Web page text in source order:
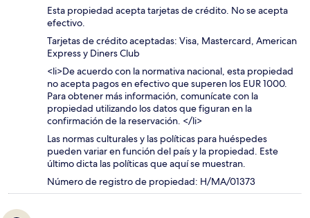
Esta propiedad acepta tarjetas de crédito. No se acepta
efectivo.
Tarjetas de crédito aceptadas: Visa, Mastercard, American
Express y Diners Club
<li>De acuerdo con la normativa nacional, esta propiedad
no acepta pagos en efectivo que superen los EUR 1000.
Para obtener más información, comunícate con la
propiedad utilizando los datos que figuran en la
confirmación de la reservación. </li>
Las normas culturales y las políticas para huéspedes
pueden variar en función del país y la propiedad. Este
último dicta las políticas que aquí se muestran.
Número de registro de propiedad: H/MA/01373